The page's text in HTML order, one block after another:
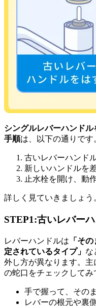
シングルレバーハンド
手順は、以下の通りです
古いレバーハンド
新しいハンドルを
止水栓を開け、動
詳しく見ていきましょう
STEP1:古いレバー
レバーハンドルは 「そ
定されているタイプ」 な
外し方が異なります。
の蛇口をチェックしてみ
手で握って、その
レバーの根元や裏